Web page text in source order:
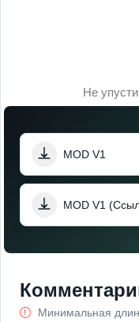
Не
MOD V1
MOD V1
Минимальная